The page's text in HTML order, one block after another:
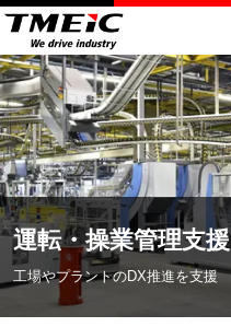
運転・操業管理支援
工場やプラントのDX推進を支援